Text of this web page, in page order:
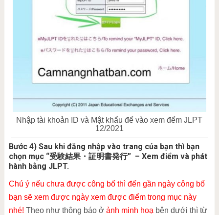
Nhập tài khoản ID và Mật khẩu để vào xem đểm JLPT
12/2021
Bước 4) Sau khi đăng nhập vào trang của bạn thì bạn
chọn mục “受験結果・証明書発行” – Xem điểm và phát
hành bằng JLPT.
Chú ý nếu chưa được công bố thì đến gần ngày công bố
bạn sẽ xem được ngày xem được điểm trong mục này
nhé! Theo như thông báo ở ảnh minh hoạ bên dưới thì từ